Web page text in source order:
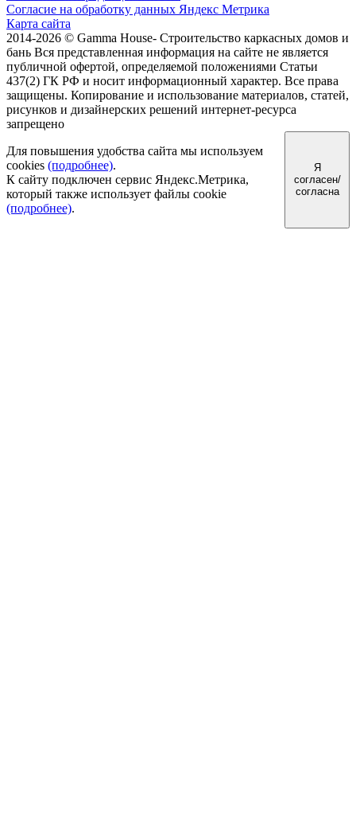
Согласие на обработку данных Яндекс Метрика
Карта сайта
2014-2026 © Gamma House- Строительство каркасных домов и
бань Вся представленная информация на сайте не является
публичной офертой, определяемой положениями Статьи
437(2) ГК РФ и носит информационный характер. Все права
защищены. Копирование и использование материалов, статей,
рисунков и дизайнерских решений интернет-ресурса
запрещено
Для повышения удобства сайта мы используем
cookies (подробнее).
К сайту подключен сервис Яндекс.Метрика,
который также использует файлы cookie
(подробнее).
Я
согласен/
согласна